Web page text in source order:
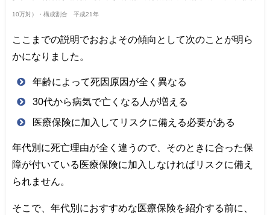
10万対）・構成割合 平成21年
ここまでの説明でおおよその傾向として次のことが明ら
かになりました。
年齢によって死因原因が全く異なる
30代から病気で亡くなる人が増える
医療保険に加入してリスクに備える必要がある
年代別に死亡理由が全く違うので、そのときに合った保
障が付いている医療保険に加入しなければリスクに備え
られません。
そこで、年代別におすすめな医療保険を紹介する前に、